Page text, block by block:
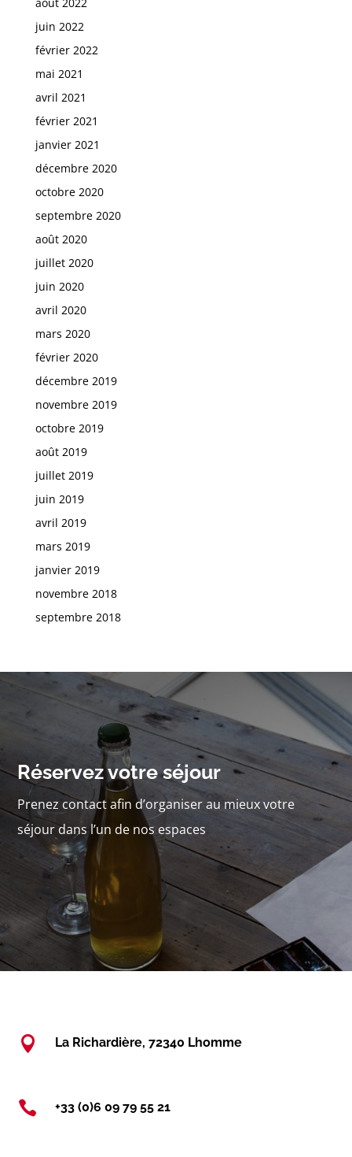
août 2022
juin 2022
février 2022
mai 2021
avril 2021
février 2021
janvier 2021
décembre 2020
octobre 2020
septembre 2020
août 2020
juillet 2020
juin 2020
avril 2020
mars 2020
février 2020
décembre 2019
novembre 2019
octobre 2019
août 2019
juillet 2019
juin 2019
avril 2019
mars 2019
janvier 2019
novembre 2018
septembre 2018
Réservez votre séjour
Prenez contact afin d’organiser au mieux votre
séjour dans l’un de nos espaces
 La Richardière, 72340 Lhomme
 +33 (0)6 09 79 55 21